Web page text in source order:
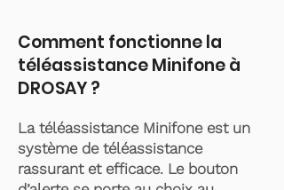
Comment fonctionne la
téléassistance Minifone à
DROSAY ?
La téléassistance Minifone est un
système de téléassistance
rassurant et efficace. Le bouton